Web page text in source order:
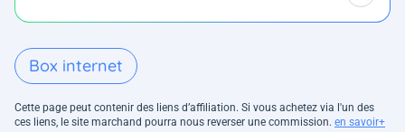
Box internet
Cette page peut contenir des liens d’affiliation. Si vous achetez via l'un des
ces liens, le site marchand pourra nous reverser une commission. en savoir+